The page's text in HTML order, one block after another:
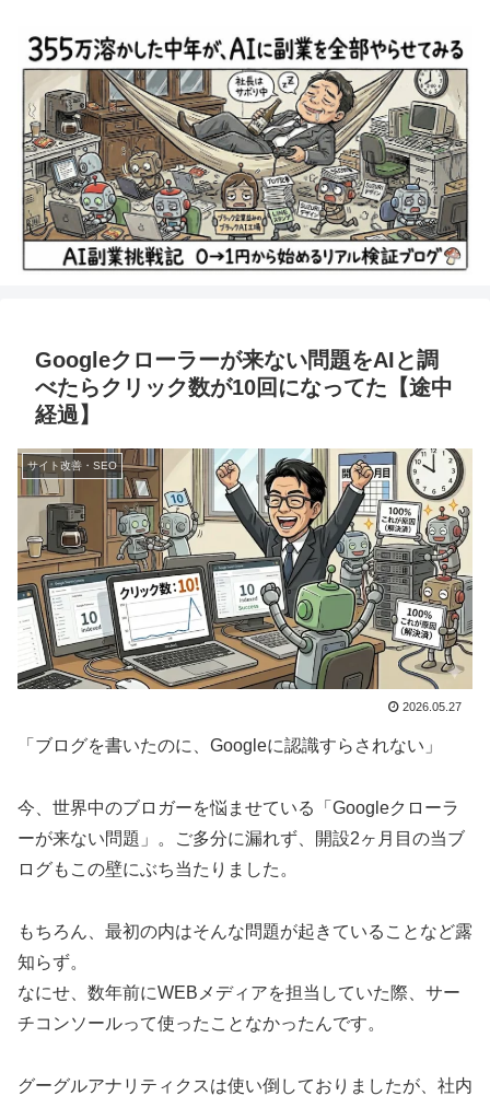
Googleクローラーが来ない問題をAIと調
べたらクリック数が10回になってた【途中
経過】
サイト改善・SEO
2026.05.27
「ブログを書いたのに、Googleに認識すらされない」
今、世界中のブロガーを悩ませている「Googleクローラ
ーが来ない問題」。ご多分に漏れず、開設2ヶ月目の当ブ
ログもこの壁にぶち当たりました。
もちろん、最初の内はそんな問題が起きていることなど露
知らず。
なにせ、数年前にWEBメディアを担当していた際、サー
チコンソールって使ったことなかったんです。
グーグルアナリティクスは使い倒しておりましたが、社内